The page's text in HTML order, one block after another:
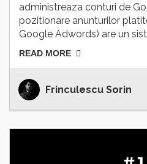
administreaza conturi de
pozitionare anunturilor
Google Adwords) are un
READ MORE
Frinculescu Sorin